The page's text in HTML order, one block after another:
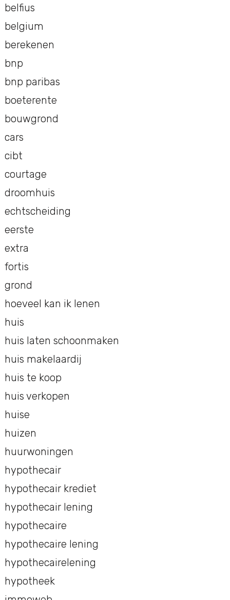
belfius
belgium
berekenen
bnp
bnp paribas
boeterente
bouwgrond
cars
cibt
courtage
droomhuis
echtscheiding
eerste
extra
fortis
grond
hoeveel kan ik lenen
huis
huis laten schoonmaken
huis makelaardij
huis te koop
huis verkopen
huise
huizen
huurwoningen
hypothecair
hypothecair krediet
hypothecair lening
hypothecaire
hypothecaire lening
hypothecairelening
hypotheek